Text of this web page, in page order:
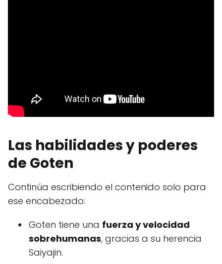
Las habilidades y poderes
de Goten
Continúa escribiendo el contenido solo para
ese encabezado:
Goten tiene una fuerza y velocidad
sobrehumanas, gracias a su herencia
Saiyajin.